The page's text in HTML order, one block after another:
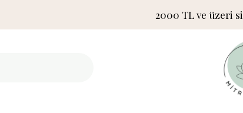
2000 TL ve üzeri